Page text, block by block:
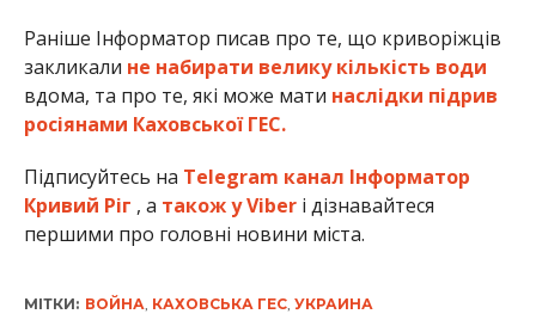
Раніше Інформатор писав про те, що криворіжців
закликали не набирати велику кількість води
вдома, та про те, які може мати наслідки підрив
росіянами Каховської ГЕС.
Підписуйтесь на Telegram канал Інформатор
Кривий Ріг , а також у Viberі дізнавайтеся
першими про головні новини міста.
МІТКИ: ВОЙНА КАХОВСЬКА ГЕС, УКРАИНА